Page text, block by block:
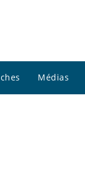
Médias